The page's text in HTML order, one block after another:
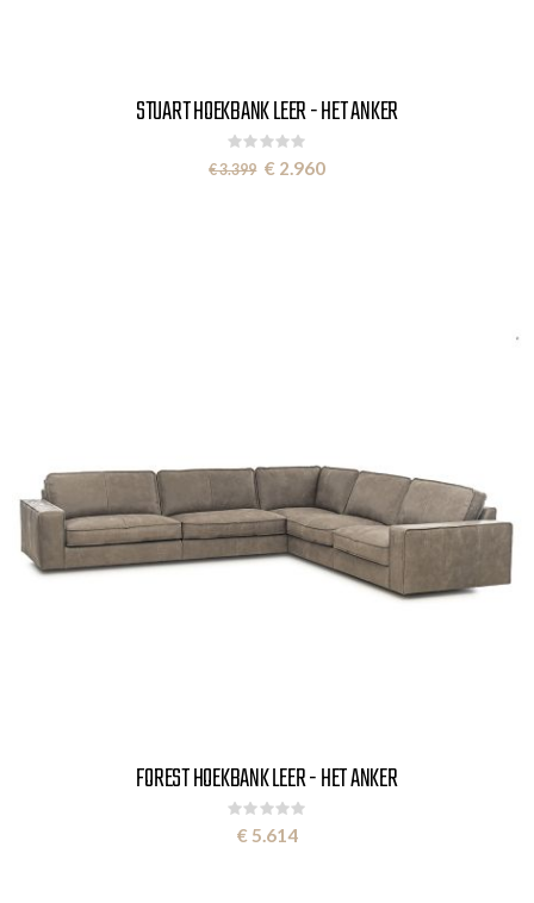
STUART HOEKBANK LEER - HET ANKER
Rating:
0%
€ 3.399 Special
Price
€ 2.960
FOREST HOEKBANK LEER - HET ANKER
Rating:
0%
€ 5.614